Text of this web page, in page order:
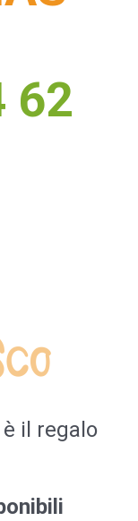
62
è il regalo